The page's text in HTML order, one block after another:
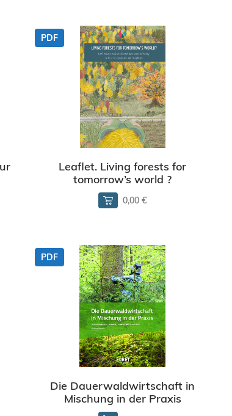
PDF
Leaflet. Living forests for
tomorrow’s world ?
0,00 €
PDF
Die Dauerwaldwirtschaft in
Mischung in der Praxis